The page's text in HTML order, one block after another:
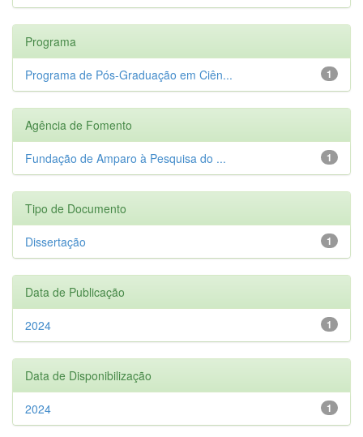
Programa
1
Programa de Pós-Graduação em Ciên...
Agência de Fomento
1
Fundação de Amparo à Pesquisa do ...
Tipo de Documento
1
Dissertação
Data de Publicação
1
2024
Data de Disponibilização
1
2024